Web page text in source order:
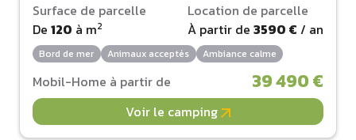
Surface de parcelle
De 120 à m2
Location de parcelle
À partir de 3590 € / an
Bord de mer Animaux acceptés Ambiance calme
Mobil-Home à partir de 39 490 €
Voir le camping